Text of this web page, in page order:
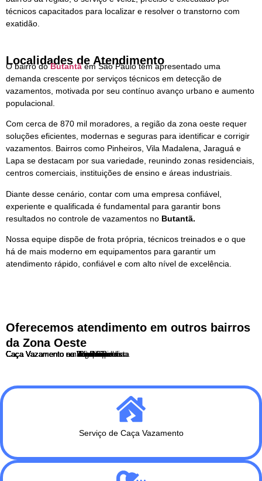
técnicos capacitados para localizar e resolver o transtorno com
exatidão.
Localidades de Atendimento
O bairro doButantãem São Paulo tem apresentado uma
demanda crescente por serviços técnicos em detecção de
vazamentos, motivada por seu contínuo avanço urbano e aumento
populacional.
Com cerca de 870 mil moradores, a região da zona oeste requer
soluções eficientes, modernas e seguras para identificar e corrigir
vazamentos. Bairros como Pinheiros, Vila Madalena, Jaraguá e
Lapa se destacam por sua variedade, reunindo zonas residenciais,
centros comerciais, instituições de ensino e áreas industriais.
Diante desse cenário, contar com uma empresa confiável,
experiente e qualificada é fundamental para garantir bons
resultados no controle de vazamentos no Butantã.
Nossa equipe dispõe de frota própria, técnicos treinados e o que
há de mais moderno em equipamentos para garantir um
atendimento rápido, confiável e com alto nível de excelência.
Oferecemos atendimento em outros bairros
da Zona Oeste
Caça Vazamento no Butantã
Caça Vazamento no Itaim Bibi
Caça Vazamento no Jaguaré
Caça Vazamento no Jardim Paulista
Caça Vazamento na Lapa
Caça Vazamento em Perdizes
Caça Vazamento em Pinheiros
Caça Vazamento na Pompéia
Caça Vazamento no Rio Pequeno
Caça Vazamento na Vila Leopoldina
Caça Vazamento na Vila Madalena
Serviço de Caça Vazamento